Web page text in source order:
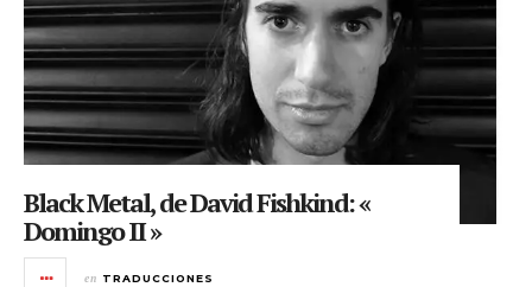
Black Metal, de David Fishkind: «
Domingo II »
en TRADUCCIONES